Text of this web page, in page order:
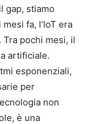
gap, stiamo
fa, l’IoT era
Tra pochi mesi, il
artificiale.
esponenziali,
per
non
è una